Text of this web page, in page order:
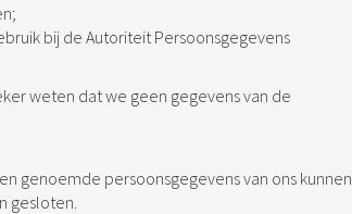
bij de Autoriteit Persoonsgegevens
weten dat we geen gegevens van de
genoemde persoonsgegevens van ons kunnen
gesloten.